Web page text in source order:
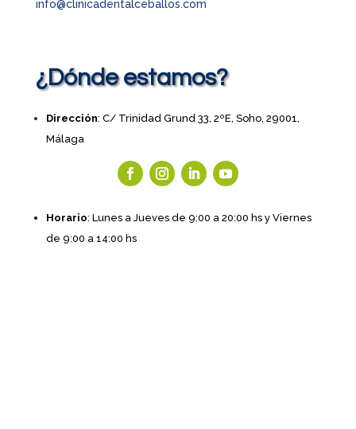
info@clinicadentalceballos.com
¿Dónde estamos?
Dirección: C/ Trinidad Grund 33, 2ºE, Soho, 29001,
Málaga
Horario: Lunes a Jueves de 9:00 a 20:00 hs y Viernes
de 9:00 a 14:00 hs